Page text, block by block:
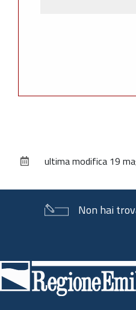
documentoultima modifica 19
Non hai
di
pagina